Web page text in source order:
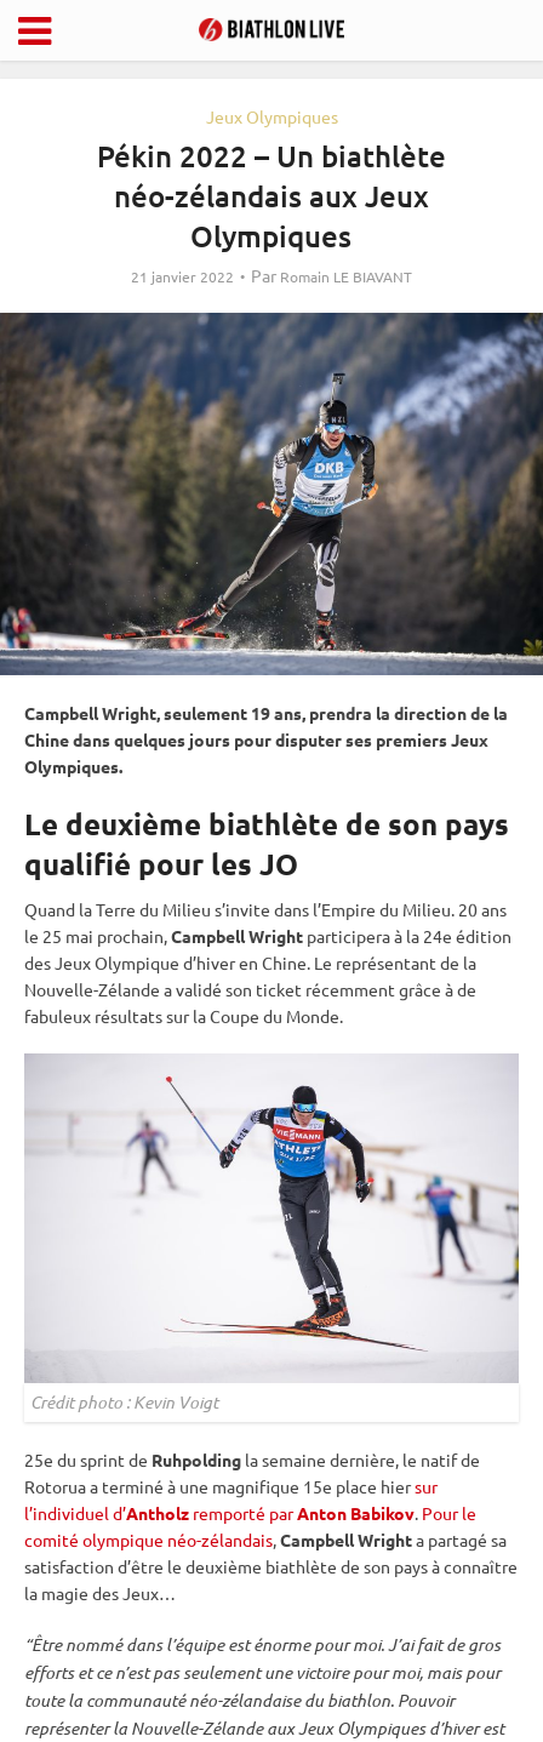
Jeux Olympiques
Pékin 2022 – Un biathlète
néo-zélandais aux Jeux
Olympiques
21 janvier 2022 Par Romain LE BIAVANT
Campbell Wright, seulement 19 ans, prendra la direction de la
Chine dans quelques jours pour disputer ses premiersJeux
Olympiques.
Le deuxième biathlète de son pays
qualifié pour les JO
Quand la Terre du Milieu s’invite dans l’Empire du Milieu. 20 ans
le 25 mai prochain,Campbell Wright participera à la 24e édition
des Jeux Olympique d’hiver en Chine. Le représentant de la
Nouvelle-Zélande a validé son ticket récemment grâce à de
fabuleux résultats sur laCoupe du Monde.
Crédit photo : Kevin Voigt
25e du sprint de Ruhpolding la semaine dernière, le natif de
Rotorua a terminé à une magnifique 15e place hiersur
l’individuel d’Antholz remporté parAnton Babikov. Pour le
comité olympique néo-zélandais,Campbell Wrighta partagé sa
satisfaction d’être le deuxième biathlète de son pays à connaître
la magie des Jeux…
“Être nommé dans l’équipe est énorme pour moi. J’ai fait de gros
efforts et ce n’est pas seulement une victoire pour moi, mais pour
toute la communauté néo-zélandaise du biathlon. Pouvoir
représenter la Nouvelle-Zélande auxJeux Olympiquesd’hiver est